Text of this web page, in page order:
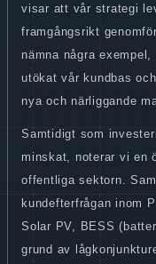
visar att vår strategi
framgångsrikt
nämna några
utökat vår kundbas
nya och närliggande
Samtidigt som
minskat, noterar vi en
offentliga sektorn.
kundefterfrågan inom
Solar PV, BESS
grund av